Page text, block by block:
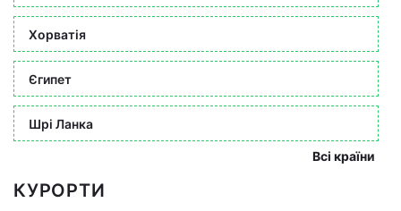
Хорватія
Єгипет
Шрі Ланка
Всі країни
КУРОРТИ